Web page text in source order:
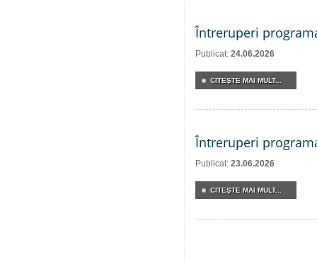
Întreruperi
Publicat: 24.06.2026
CITEŞTE MAI MULT...
Întreruperi
Publicat: 23.06.2026
CITEŞTE MAI MULT...